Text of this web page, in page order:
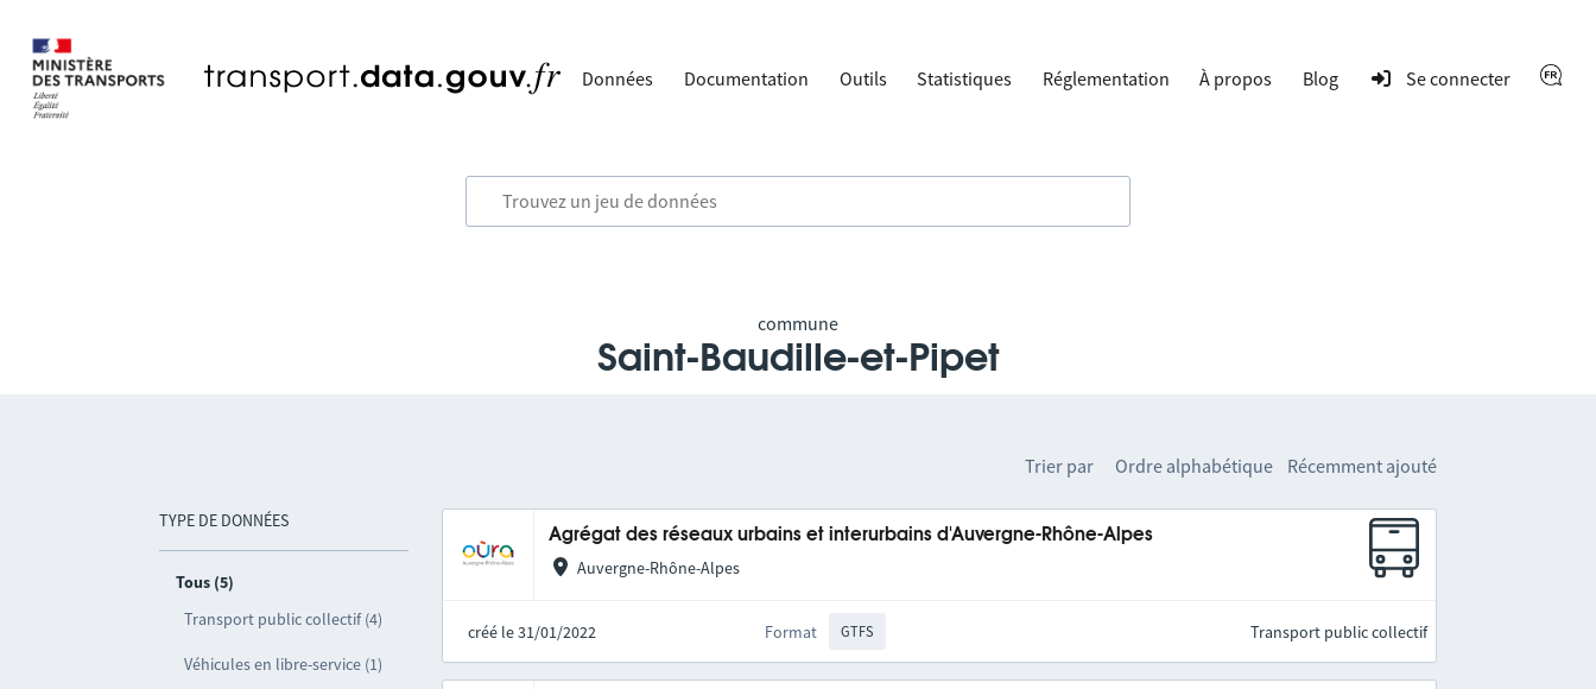
Données Documentation Outils Statistiques Réglementation À propos Blog Se connecter
commune
Saint-Baudille-et-Pipet
TYPE DE DONNÉES
Tous (5)
Transport public collectif (4)
Véhicules en libre-service (1)
Trier par Ordre alphabétique Récemment ajouté
Agrégat des réseaux urbains et interurbains d'Auvergne-Rhône-Alpes
Auvergne-Rhône-Alpes
créé le 31/01/2022 Format GTFS Transport public collectif